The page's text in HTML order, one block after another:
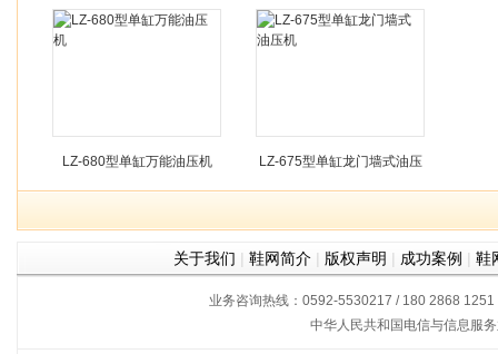
皮机
LZ-680型单缸万能油压机 LZ-675型单缸龙门墙式油压
关于我们 | 鞋网简介 | 版权声明 | 成功案例 | 鞋
业务咨询热线：0592-5530217 / 180 2868 1251
中华人民共和国电信与信息服